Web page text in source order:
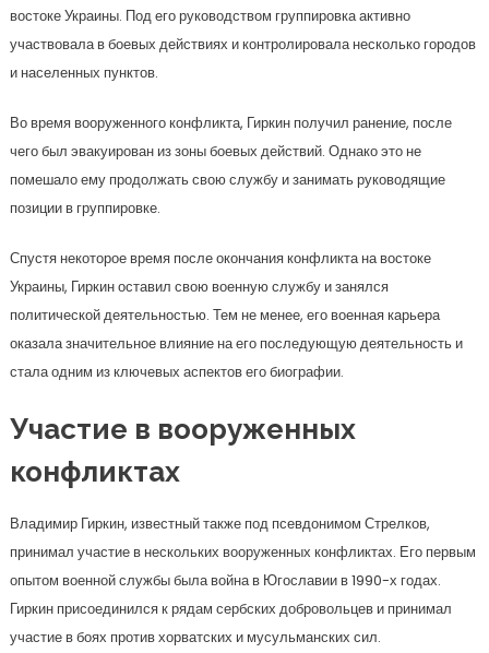
востоке Украины. Под его руководством группировка активно
участвовала в боевых действиях и контролировала несколько городов
и населенных пунктов.
Во время вооруженного конфликта, Гиркин получил ранение, после
чего был эвакуирован из зоны боевых действий. Однако это не
помешало ему продолжать свою службу и занимать руководящие
позиции в группировке.
Спустя некоторое время после окончания конфликта на востоке
Украины, Гиркин оставил свою военную службу и занялся
политической деятельностью. Тем не менее, его военная карьера
оказала значительное влияние на его последующую деятельность и
стала одним из ключевых аспектов его биографии.
Участие в вооруженных
конфликтах
Владимир Гиркин, известный также под псевдонимом Стрелков,
принимал участие в нескольких вооруженных конфликтах. Его первым
опытом военной службы была война в Югославии в 1990-х годах.
Гиркин присоединился к рядам сербских добровольцев и принимал
участие в боях против хорватских и мусульманских сил.